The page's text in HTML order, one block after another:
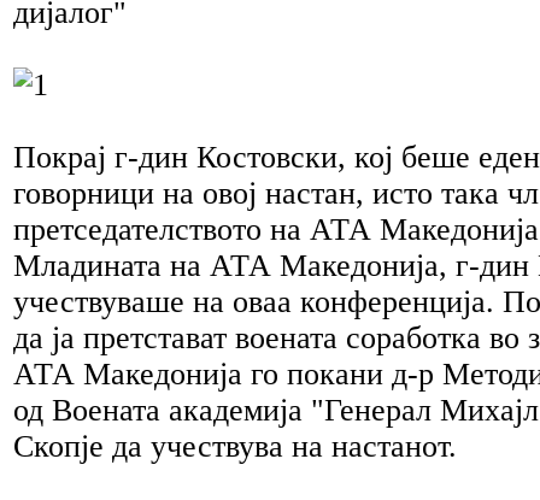
дијалог"
Покрај г-дин Костовски, кој беше
говорници на овој настан, исто така
претседателството на АТА
Младината на АТА Македонија, г-дин
учествуваше на оваа конференција.
да ја претстават воената соработка во
АТА Македонија го покани д-р
од Воената академија "Генерал
Скопје да учествува на настанот.
јло
,